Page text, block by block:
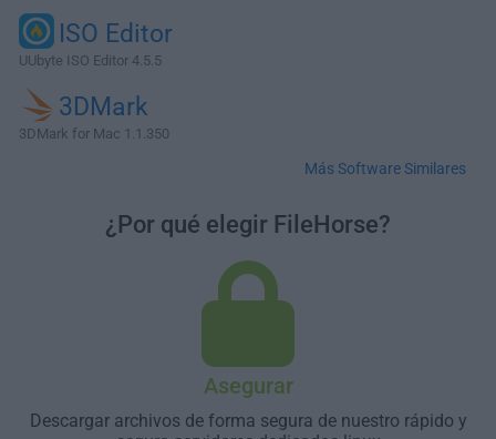
ISO Editor
UUbyte ISO Editor 4.5.5
3DMark
3DMark for Mac 1.1.350
Más Software Similares
¿Por qué elegir FileHorse?
Asegurar
Descargar archivos de forma segura de nuestro rápido y